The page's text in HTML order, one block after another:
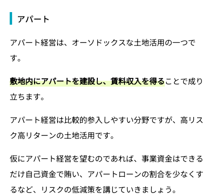
アパート
アパート経営は、オーソドックスな土地活用の一つで
す。
敷地内にアパートを建設し、賃料収入を得ることで成り
立ちます。
アパート経営は比較的参入しやすい分野ですが、高リス
ク高リターンの土地活用です。
仮にアパート経営を望むのであれば、事業資金はできる
だけ自己資金で賄い、アパートローンの割合を少なくす
るなど、リスクの低減策を講じていきましょう。